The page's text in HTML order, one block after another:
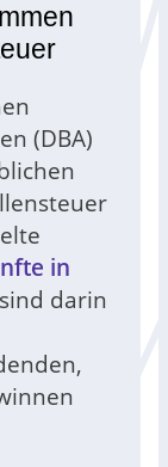
(DBA)
in
darin